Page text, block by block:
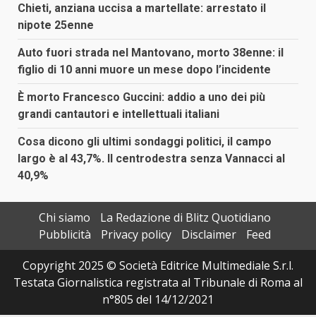
Chieti, anziana uccisa a martellate: arrestato il
nipote 25enne
Auto fuori strada nel Mantovano, morto 38enne: il
figlio di 10 anni muore un mese dopo l’incidente
È morto Francesco Guccini: addio a uno dei più
grandi cantautori e intellettuali italiani
Cosa dicono gli ultimi sondaggi politici, il campo
largo è al 43,7%. Il centrodestra senza Vannacci al
40,9%
Chi siamo
La Redazione di Blitz Quotidiano
Pubblicità
Privacy policy Disclaimer
Feed
Copyright 2025 © Società Editrice Multimediale S.r.l.
Testata Giornalistica registrata al Tribunale di Roma al
n°805 del 14/12/2021